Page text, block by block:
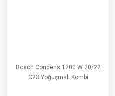
Bosch Condens 1200 W 20/22
C23 Yoğuşmalı Kombi